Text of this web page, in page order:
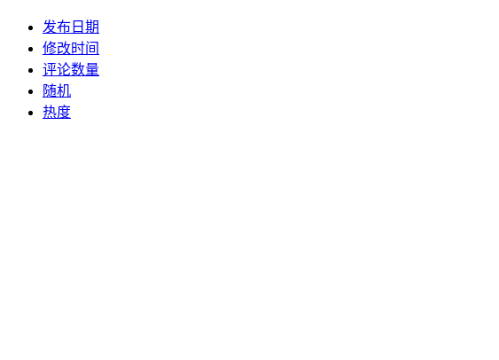
发布日期
修改时间
评论数量
随机
热度